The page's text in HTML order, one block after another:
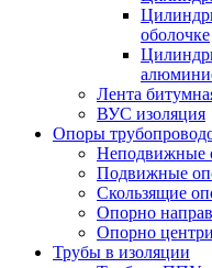
оболочке
Лента
ВУС изоляция
Опоры
Неподвижные
Подвижные
Скользящие
Опорно
Опорно
Трубы в изоляции